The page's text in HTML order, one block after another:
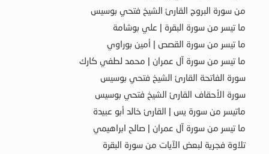
من سورة البروج القارئ الشيخ فتحي بوسيس
ما تيسر من سورة البقرة | علي بوشامة
ما تيسر من سورة القصص | أمين بوراوي
ما تيسر من سورة آل عمران | محمد لطفي كارك
سورة الفاتحة القارئ الشيخ فتحي بوسيس
سورة الأحقاف القارئ الشيخ فتحي بوسيس
ماتيسر من سورة يس | القارئ خالد أبو عبيدة
ما تيسر من سورة آل عمران | صالح ابراهيمي
تلاوة فجرية لبعض الآيات من سورة البقرة